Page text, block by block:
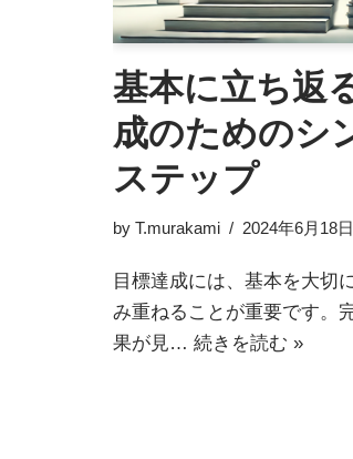
基本に立ち返
成のためのシ
ステップ
by T.murakami 2024年6月18日
目標達成には、基本を大切
み重ねることが重要です。
果が見… 続きを読む »